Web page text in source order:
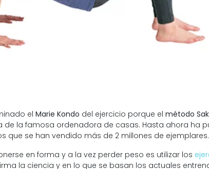
el Marie Kondo del ejercicio porque el método
de la famosa ordenadora de casas. Hasta ahora ha
que se han vendido más de 2 millones de ejemplares.
en forma y a la vez perder peso es utilizar los
la ciencia y en lo que se basan los actuales